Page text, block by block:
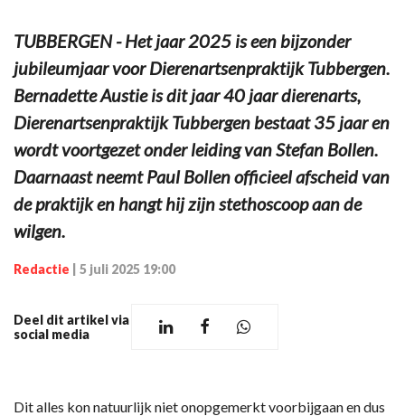
TUBBERGEN - Het jaar 2025 is een bijzonder
jubileumjaar voor Dierenartsenpraktijk Tubbergen.
Bernadette Austie is dit jaar 40 jaar dierenarts,
Dierenartsenpraktijk Tubbergen bestaat 35 jaar en
wordt voortgezet onder leiding van Stefan Bollen.
Daarnaast neemt Paul Bollen officieel afscheid van
de praktijk en hangt hij zijn stethoscoop aan de
wilgen.
Redactie 5 juli 2025 19:00
Deel dit artikel via
social media
Dit alles kon natuurlijk niet onopgemerkt voorbijgaan en dus